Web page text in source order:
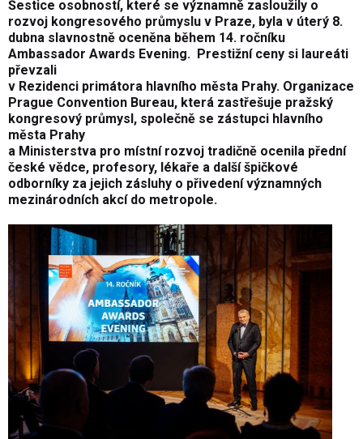
Šestice osobností, které se významně zasloužily o
rozvoj kongresového průmyslu v Praze, byla v úterý 8.
dubna slavnostně oceněna během 14. ročníku
Ambassador Awards Evening. Prestižní ceny si laureáti
převzali
v Rezidenci primátora hlavního města Prahy. Organizace
Prague Convention Bureau, která zastřešuje pražský
kongresový průmysl, společně se zástupci hlavního
města Prahy
a Ministerstva pro místní rozvoj tradičně ocenila přední
české vědce, profesory, lékaře a další špičkové
odborníky za jejich zásluhy o přivedení významných
mezinárodních akcí do metropole.